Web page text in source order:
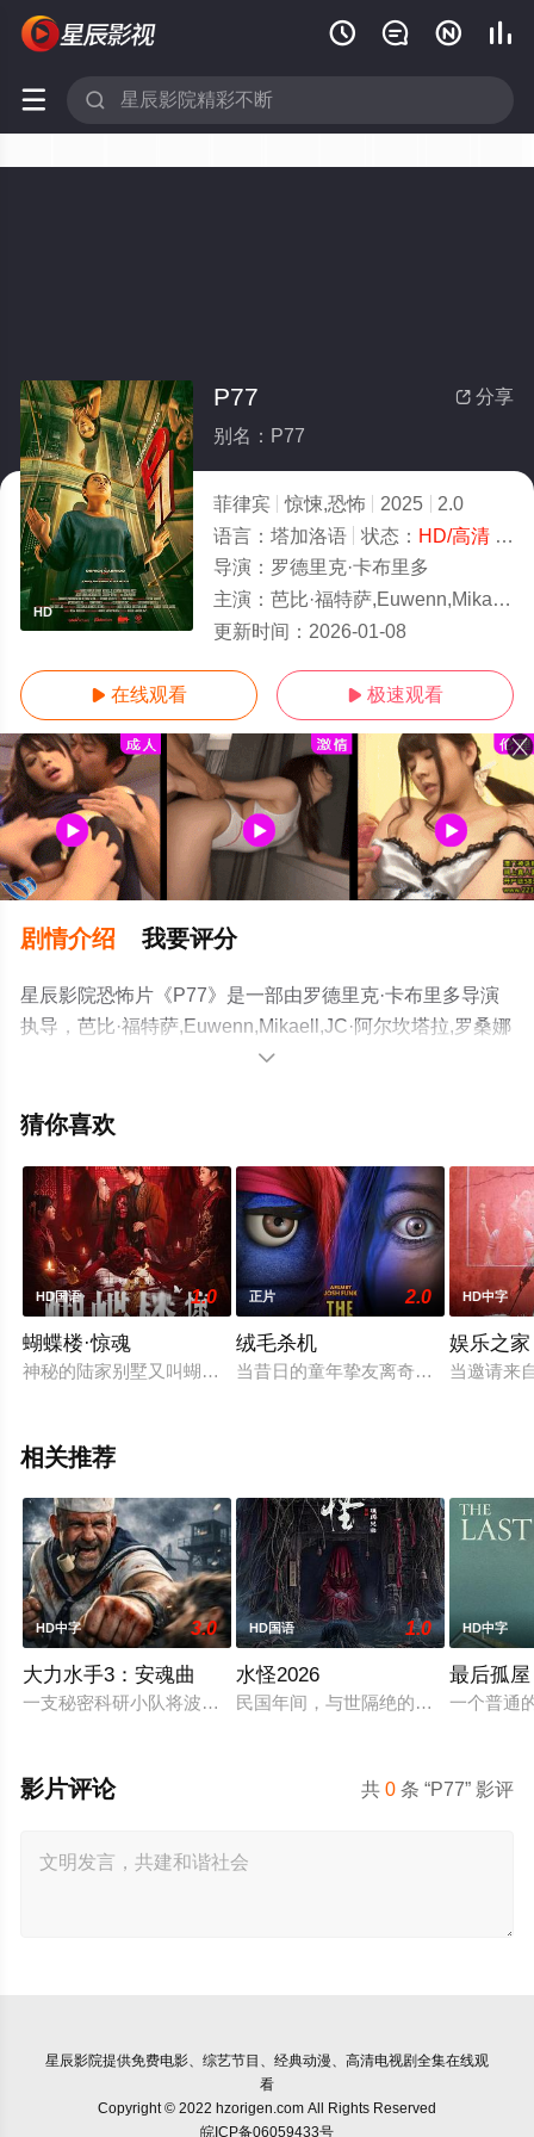
   
 
HD
 分享
P77
别名：P77
菲律宾 惊悚,恐怖 2025
2.0
语言： 塔加洛语 状态： HD/高清- 免费在线观看
导演： 罗德里克·卡布里多
主演： 芭比·福特萨,Euwenn,Mikaell,JC·阿尔坎塔拉,罗桑娜·罗瑟斯,
更新时间： 2026-01-08
 在线观看  极速观看
剧情介绍 我要评分
星辰影院恐怖片《P77》是一部由罗德里克·卡布里多导演
执导，芭比·福特萨,Euwenn,Mikaell,JC·阿尔坎塔拉,罗桑娜
·罗瑟斯,Jackie,Lou,Blanco,卡洛斯·西古伊纳-瑞纳,吉娜·帕
费观看高清无删减完整版电影就上星辰电影网，更多相关

猜你喜欢
HD国语 1.0
蝴蝶楼·惊魂
神秘的陆家别墅又叫蝴蝶楼，是出了名的凶宅。理疗师李晗（
正片 2.0
绒毛杀机
当昔日的童年挚友离奇离世，一群老
HD中字
娱乐之家
当邀请来
相关推荐
HD中字 3.0
大力水手3：安魂曲
一支秘密科研小队将波派囚禁在地下军事基地，试图驯化并利
HD国语 1.0
水怪2026
民国年间，与世隔绝的怪水村被湖中
HD中字
最后孤屋
一个普通
共0 条 “P77” 影评
影片评论
星辰影院提供免费电影、综艺节目、经典动漫、高清电视剧全集在线观
看
Copyright © 2022 hzorigen.com All Rights Reserved
皖ICP备06059433号